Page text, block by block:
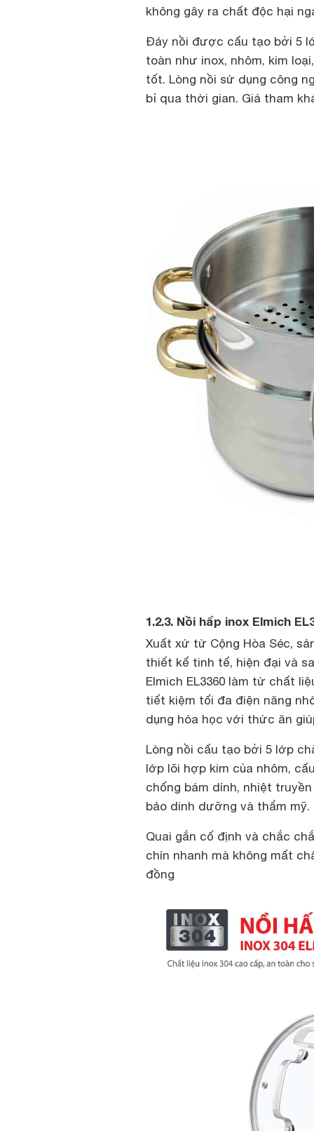
không gây ra chất độc hại
Đáy nồi được cấu tạo bởi 5
toàn như inox, nhôm, kim
tốt. Lòng nồi sử dụng công
bỉ qua thời gian. Giá tham
1.2.3. Nồi hấp inox Elmich
Xuất xứ từ Cộng Hòa Séc,
thiết kế tinh tế, hiện đại và
Elmich EL3360 làm từ chất
tiết kiệm tối đa điện năng
dụng hóa học với thức ăn
Lòng nồi cấu tạo bởi 5 lớp
lớp lõi hợp kim của nhôm,
chống bám dính, nhiệt
bảo dinh dưỡng và thẩm mỹ.
Quai gắn cố định và chắc
chín nhanh mà không mất
đồng